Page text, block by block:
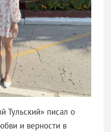
Тульский» писал о
и верности в